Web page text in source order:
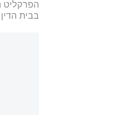
בבית הדין